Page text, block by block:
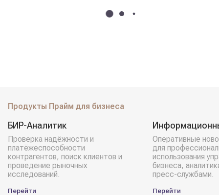
Продукты Прайм для бизнеса
БИР-Аналитик
Проверка надёжности и
платёжеспособности
контрагентов, поиск клиентов и
проведение рыночных
исследований.
Перейти
Оперативные
для
использования
бизнеса,
пресс-службами.
Перейти